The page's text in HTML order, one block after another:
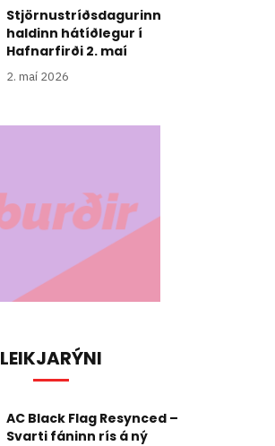
Stjörnustríðsdagurinn
haldinn hátíðlegur í
Hafnarfirði 2. maí
2. maí 2026
LEIKJARÝNI
AC Black Flag Resynced –
Svarti fáninn rís á ný